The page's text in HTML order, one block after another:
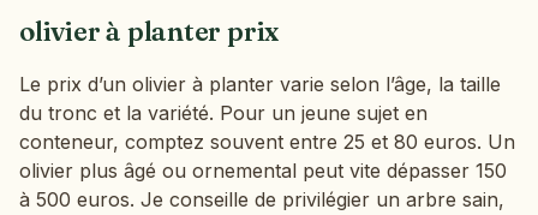
olivier à planter prix
Le prix d’un olivier à planter varie selon l’âge, la taille
du tronc et la variété. Pour un jeune sujet en
conteneur, comptez souvent entre 25 et 80 euros. Un
olivier plus âgé ou ornemental peut vite dépasser 150
à 500 euros. Je conseille de privilégier un arbre sain,